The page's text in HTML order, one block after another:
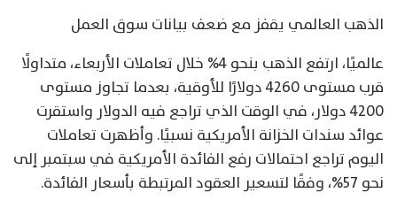
الذهب العالمي يقفز مع ضعف بيانات سوق العمل
عالميًا، ارتفع الذهب بنحو 4% خلال تعاملات الأربعاء، متداولًا
قرب مستوى 4260 دولارًا للأوقية، بعدما تجاوز مستوى
4200 دولار، في الوقت الذي تراجع فيه الدولار واستقرت
عوائد سندات الخزانة الأمريكية نسبيًا. وأظهرت تعاملات
اليوم تراجع احتمالات رفع الفائدة الأمريكية في سبتمبر إلى
نحو 57%، وفقًا لتسعير العقود المرتبطة بأسعار الفائدة.